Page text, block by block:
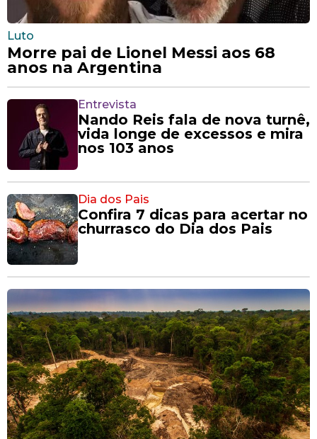
Luto
Morre pai de Lionel Messi aos 68
anos na Argentina
Entrevista
Nando Reis fala de nova turnê,
vida longe de excessos e mira
nos 103 anos
Dia dos Pais
Confira 7 dicas para acertar no
churrasco do Dia dos Pais